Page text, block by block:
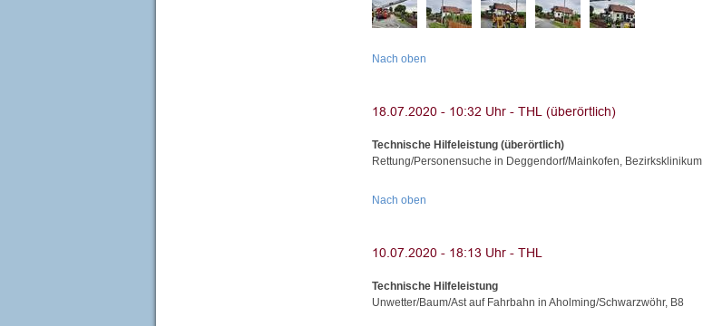
Nach oben
Technische Hilfeleistung (überörtlich)
Rettung/Personensuche in Deggendorf/Mainkofen, Bezirksklinikum
Nach oben
Technische Hilfeleistung
Unwetter/Baum/Ast auf Fahrbahn in Aholming/Schwarzwöhr, B8